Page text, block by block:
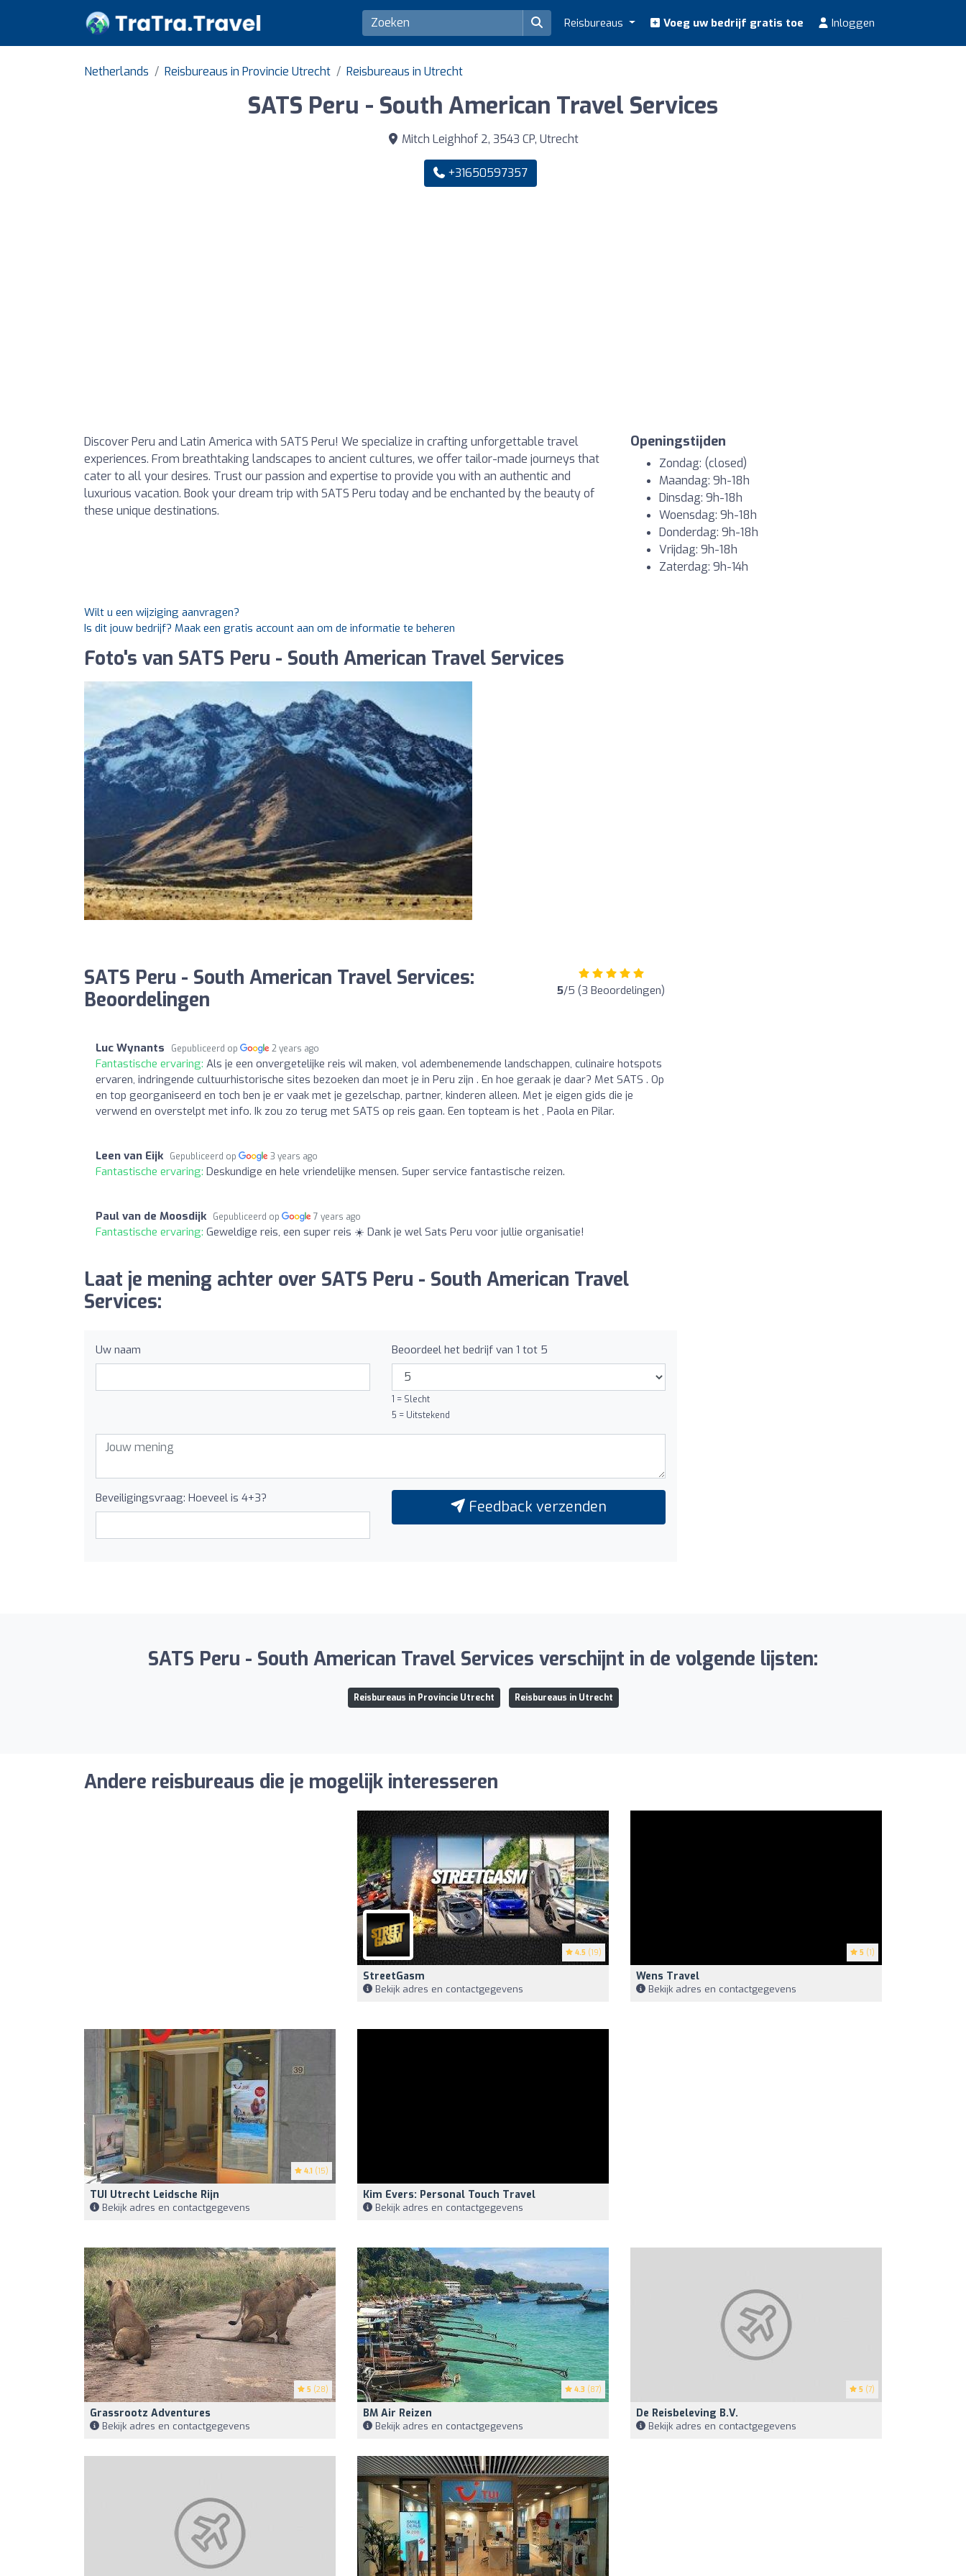
Reisbureaus Voeg uw bedrijf gratis toe Inloggen
Netherlands Reisbureaus in Provincie Utrecht Reisbureaus in Utrecht
SATS Peru - South American Travel Services
Mitch Leighhof 2, 3543 CP, Utrecht
+31650597357
Discover Peru and Latin America with SATS Peru! We specialize in crafting unforgettable travel
experiences. From breathtaking landscapes to ancient cultures, we offer tailor-made journeys that
cater to all your desires. Trust our passion and expertise to provide you with an authentic and
luxurious vacation. Book your dream trip with SATS Peru today and be enchanted by the beauty of
these unique destinations.
Openingstijden
Zondag: (closed)
Maandag: 9h-18h
Dinsdag: 9h-18h
Woensdag: 9h-18h
Donderdag: 9h-18h
Vrijdag: 9h-18h
Zaterdag: 9h-14h
Wilt u een wijziging aanvragen?
Is dit jouw bedrijf? Maak een gratis account aan om de informatie te beheren
Foto's van SATS Peru - South American Travel Services
SATS Peru - South American Travel Services:
Beoordelingen
5/5 (3 Beoordelingen)
Luc Wynants Gepubliceerd op 2 years ago
Fantastische ervaring: Als je een onvergetelijke reis wil maken, vol adembenemende landschappen, culinaire hotspots
ervaren, indringende cultuurhistorische sites bezoeken dan moet je in Peru zijn . En hoe geraak je daar? Met SATS . Op
en top georganiseerd en toch ben je er vaak met je gezelschap, partner, kinderen alleen. Met je eigen gids die je
verwend en overstelpt met info. Ik zou zo terug met SATS op reis gaan. Een topteam is het , Paola en Pilar.
Leen van Eijk Gepubliceerd op 3 years ago
Fantastische ervaring: Deskundige en hele vriendelijke mensen. Super service fantastische reizen.
Paul van de Moosdijk Gepubliceerd op 7 years ago
Fantastische ervaring: Geweldige reis, een super reis ☀️ Dank je wel Sats Peru voor jullie organisatie!
Laat je mening achter over SATS Peru - South American Travel
Services:
Uw naam Beoordeel het bedrijf van 1 tot 5
1 = Slecht
5 = Uitstekend
Beveiligingsvraag: Hoeveel is 4+3? Feedback verzenden
SATS Peru - South American Travel Services verschijnt in de volgende lijsten:
Reisbureaus in Provincie Utrecht Reisbureaus in Utrecht
Andere reisbureaus die je mogelijk interesseren
4.5 (19)
StreetGasm
Bekijk adres en contactgegevens
5 (1)
Wens Travel
Bekijk adres en contactgegevens
4.1 (15)
TUI Utrecht Leidsche Rijn
Bekijk adres en contactgegevens
Kim Evers: Personal Touch Travel
Bekijk adres en contactgegevens
5 (28)
Grassrootz Adventures
Bekijk adres en contactgegevens
4.3 (87)
BM Air Reizen
Bekijk adres en contactgegevens
5 (7)
De Reisbeleving B.V.
Bekijk adres en contactgegevens